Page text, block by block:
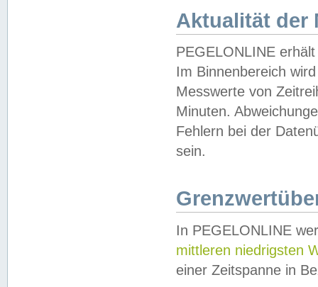
Aktualität der
PEGELONLINE
Im Binnenbereich
Messwerte von
Minuten.
Fehlern bei der
sein.
In PEGELONLINE
mittleren niedrigsten
einer Zeitspanne in